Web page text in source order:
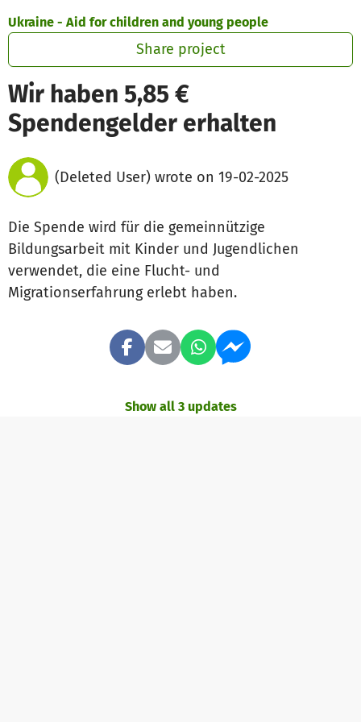
Ukraine - Aid for children and young people
Share project
Wir haben 5,85 €
Spendengelder erhalten
(Deleted User) wrote on 19-02-2025
Die Spende wird für die gemeinnützige
Bildungsarbeit mit Kinder und Jugendlichen
verwendet, die eine Flucht- und
Migrationserfahrung erlebt haben.
Show all 3 updates